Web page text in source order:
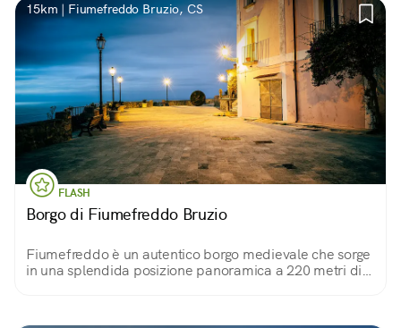
15km | Fiumefreddo Bruzio, CS
FLASH
Borgo di Fiumefreddo Bruzio
Fiumefreddo è un autentico borgo medievale che sorge
in una splendida posizione panoramica a 220 metri di